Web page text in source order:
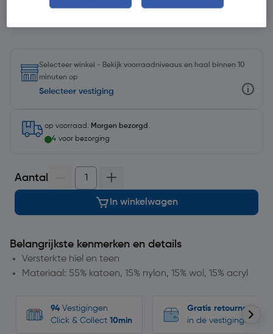
Selecteer winkel - Bekijk voorraadniveaus en haal binnen 10
minuten op
Selecteer vestiging
op voorraad. Morgen bezorgd .
4 voor bezorging
Aantal
In winkelwagen
Belangrijkste kenmerken en details
Versterkte hiel en teen
Materiaal: 55% katoen, 15% nylon, 15% wol, 15% acryl
94 Vestigingen
Click & Collect 10min
Gratis retourneren
in de vestigingen